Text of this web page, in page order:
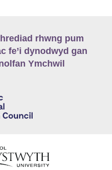
rhwng pum
fe’i dynodwyd gan
Ymchwil